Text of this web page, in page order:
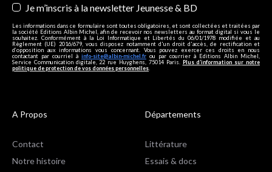
Je m’inscris à la newsletter Jeunesse & BD
Les informations dans ce formulaire sont toutes obligatoires, et sont collectées et traitées par
la société Editions Albin Michel, afin de recevoir nos newsletters au format digital si vous le
souhaitez. Conformément à la Loi Informatique et Libertés du 06/01/1978 modifiée et au
Règlement (UE) 2016/679, vous disposez notamment d'un droit d'accès, de rectification et
d’opposition aux informations vous concernant. Vous pouvez exercer ces droits en nous
contactant par courriel à info-site@albin-michel.fr ou par courrier à Editions Albin Michel,
Service Communication digitale, 22 rue Huyghens, 75014 Paris. Plus d’information sur notre
politique de protection de vos données personnelles.
A Propos
Contact
Notre histoire
Départements
Littérature
Essais & docs